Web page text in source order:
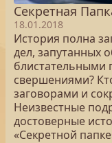
Секретная
18.01.2018
История полна
дел, запутанных
блистательными
свершениями?
заговорами и
Неизвестные
достоверные
«Секретной